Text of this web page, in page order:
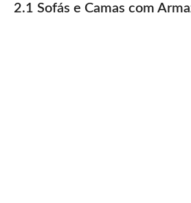
2.1 Sofás e Camas com